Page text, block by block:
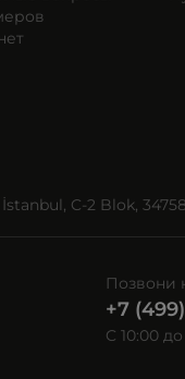
C-2 Blok,
Позвони
+7
C 10:00